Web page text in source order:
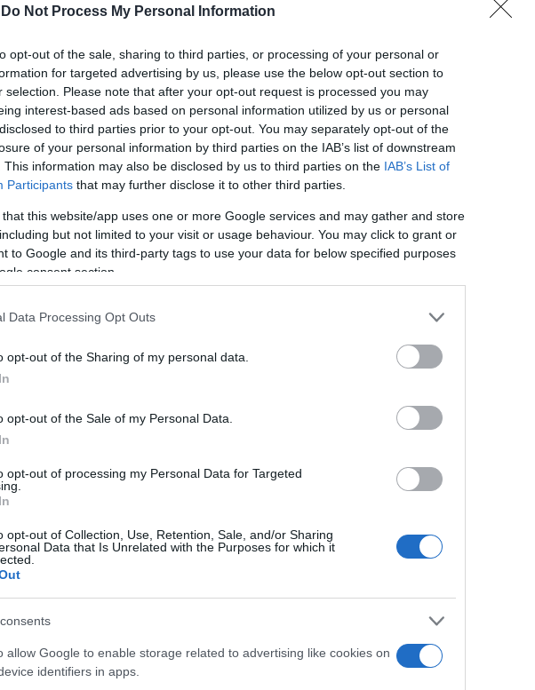
Do Not Process My Personal Information
opt-out of the sale, sharing to third parties, or processing of your personal or
for targeted advertising by us, please use the below opt-out section to
selection. Please note that after your opt-out request is processed you may
interest-based ads based on personal information utilized by us or personal
to third parties prior to your opt-out. You may separately opt-out of the
of your personal information by third parties on the IAB’s list of downstream
This information may also be disclosed by us to third parties on the IAB’s List of
Participants that may further disclose it to other third parties.
that this website/app uses one or more Google services and may gather and store
but not limited to your visit or usage behaviour. You may click to grant or
to Google and its third-party tags to use your data for below specified purposes
consent section.
Data Processing Opt Outs
opt-out of the Sharing of my personal data.
opt-out of the Sale of my Personal Data.
opt-out of processing my Personal Data for Targeted
opt-out of Collection, Use, Retention, Sale, and/or Sharing
Data that Is Unrelated with the Purposes for which it
allow Google to enable storage related to advertising like cookies on
identifiers in apps.
se unen al programa de voluntariado
neoclásica y su ambiente tranquilo, ha
única: ofrecer alojamiento gratuito a
cuidar de los gatoslocales. La organización
mejorar el bienestar de los felinos en la isla,
excepcional para los amantes de
no es solo una experiencia turística, sino
la vida de los gatos callejeros. La